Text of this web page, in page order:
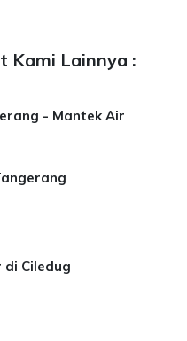
Kami Lainnya :
- Mantek Air
Ciledug